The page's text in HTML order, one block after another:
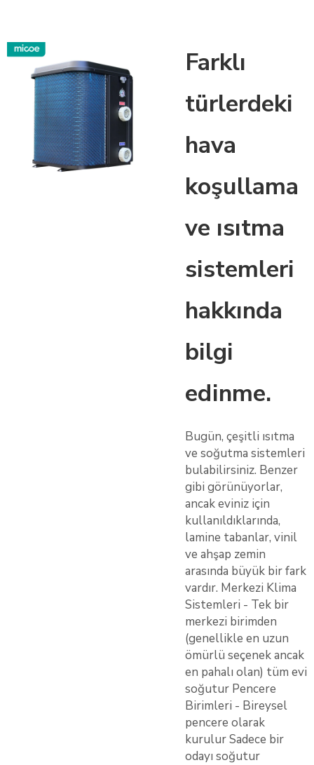
Farklı
türlerdeki
hava
koşullama
ve ısıtma
sistemleri
hakkında
bilgi
edinme.
Bugün, çeşitli ısıtma
ve soğutma sistemleri
bulabilirsiniz. Benzer
gibi görünüyorlar,
ancak eviniz için
kullanıldıklarında,
lamine tabanlar, vinil
ve ahşap zemin
arasında büyük bir fark
vardır. Merkezi Klima
Sistemleri - Tek bir
merkezi birimden
(genellikle en uzun
ömürlü seçenek ancak
en pahalı olan) tüm evi
soğutur Pencere
Birimleri - Bireysel
pencere olarak
kurulur Sadece bir
odayı soğutur